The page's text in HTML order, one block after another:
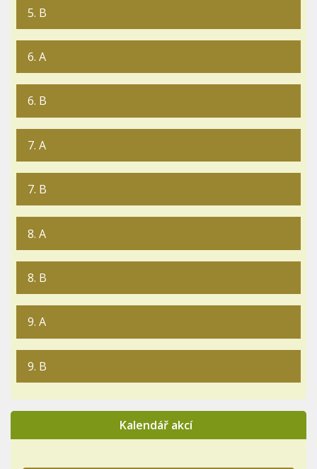
5. B
6. A
6. B
7. A
7. B
8. A
8. B
9. A
9. B
Kalendář akcí